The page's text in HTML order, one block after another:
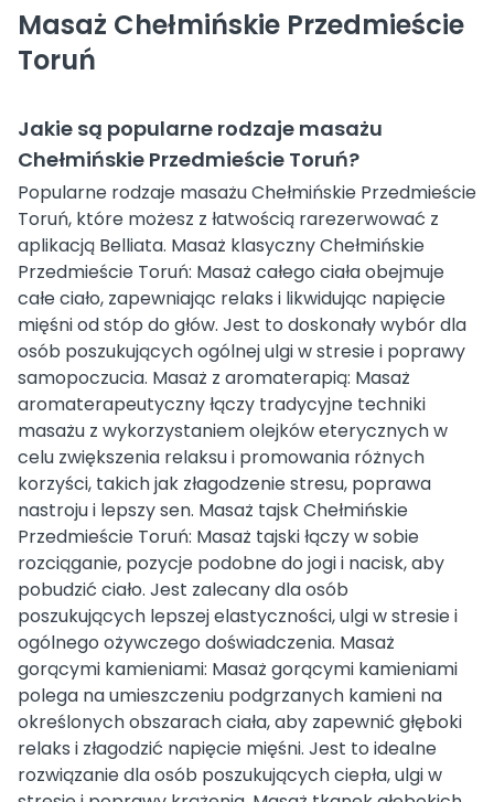
Masaż Chełmińskie Przedmieście
Toruń
Jakie są popularne rodzaje masażu
Chełmińskie Przedmieście Toruń?
Popularne rodzaje masażu Chełmińskie Przedmieście
Toruń, które możesz z łatwością rarezerwować z
aplikacją Belliata. Masaż klasyczny Chełmińskie
Przedmieście Toruń: Masaż całego ciała obejmuje
całe ciało, zapewniając relaks i likwidując napięcie
mięśni od stóp do głów. Jest to doskonały wybór dla
osób poszukujących ogólnej ulgi w stresie i poprawy
samopoczucia. Masaż z aromaterapią: Masaż
aromaterapeutyczny łączy tradycyjne techniki
masażu z wykorzystaniem olejków eterycznych w
celu zwiększenia relaksu i promowania różnych
korzyści, takich jak złagodzenie stresu, poprawa
nastroju i lepszy sen. Masaż tajsk Chełmińskie
Przedmieście Toruń: Masaż tajski łączy w sobie
rozciąganie, pozycje podobne do jogi i nacisk, aby
pobudzić ciało. Jest zalecany dla osób
poszukujących lepszej elastyczności, ulgi w stresie i
ogólnego ożywczego doświadczenia. Masaż
gorącymi kamieniami: Masaż gorącymi kamieniami
polega na umieszczeniu podgrzanych kamieni na
określonych obszarach ciała, aby zapewnić głęboki
relaks i złagodzić napięcie mięśni. Jest to idealne
rozwiązanie dla osób poszukujących ciepła, ulgi w